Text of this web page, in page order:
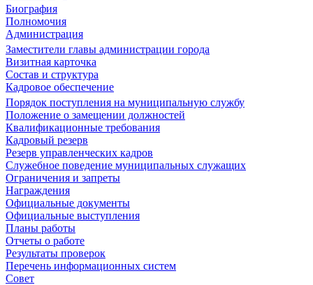
Биография
Полномочия
Администрация
Заместители главы администрации города
Визитная карточка
Состав и структура
Кадровое обеспечение
Порядок поступления на муниципальную службу
Положение о замещении должностей
Квалификационные требования
Кадровый резерв
Резерв управленческих кадров
Служебное поведение муниципальных служащих
Ограничения и запреты
Награждения
Официальные документы
Официальные выступления
Планы работы
Отчеты о работе
Результаты проверок
Перечень информационных систем
Совет